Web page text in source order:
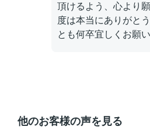
頂けるよう、心より
度は本当にありがと
とも何卒宜しくお願
他のお客様の声を見る